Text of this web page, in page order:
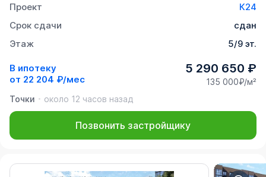
Проект
К24
Срок сдачи
сдан
Этаж
5/9 эт.
В ипотеку
от 22 204 ₽/мес
5 290 650 ₽
135 000₽/м²
Точки
около 12 часов назад
Позвонить застройщику